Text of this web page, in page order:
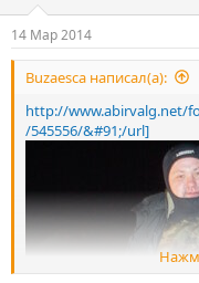
14 Мар 2014
Buzaesca написал(а):
http://www.abirvalg.net/
/545556/&#91;/url]